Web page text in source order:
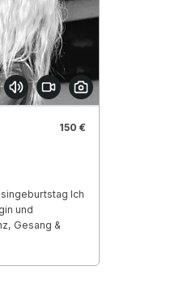
150 €
Ich
und
Gesang &